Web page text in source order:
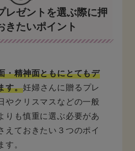
レゼントを選ぶ際に押
きたいポイント
・精神面ともにとてもデ
す。妊婦さんに贈るプレ
やクリスマスなどの一般
りも慎重に選ぶ必要があ
えておきたい３つのポイ
。